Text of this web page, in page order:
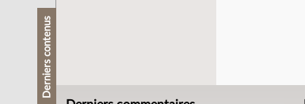
Derniers contenus